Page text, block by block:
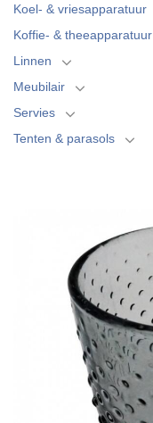
Koel- & vriesapparatuur
Koffie- & theeapparatuur
Linnen
Meubilair
Servies
Tenten & parasols